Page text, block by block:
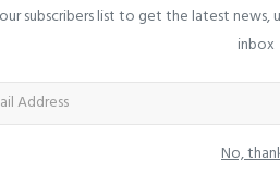
subscribers list to get the latest news,
inbox
No,
NEXT ARTICLE
ખેડૂતની દુર્દશા! ૬૬ હજારનો ખર્ચ